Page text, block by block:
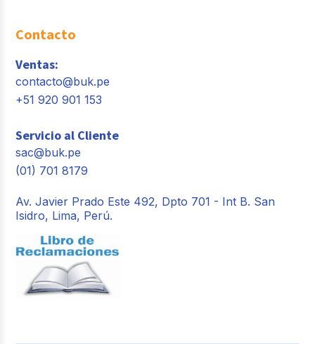
Contacto
Ventas:
contacto@buk.pe
+51 920 901 153
Servicio al Cliente
sac@buk.pe
(01) 701 8179
Av. Javier Prado Este 492, Dpto 701 - Int B. San
Isidro, Lima, Perú.